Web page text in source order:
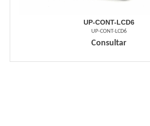
UP-CONT-LCD6
UP-CONT-LCD6
Consultar